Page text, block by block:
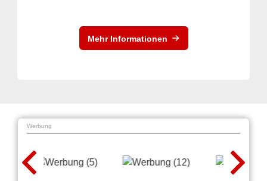
Mehr Informationen
Werbung